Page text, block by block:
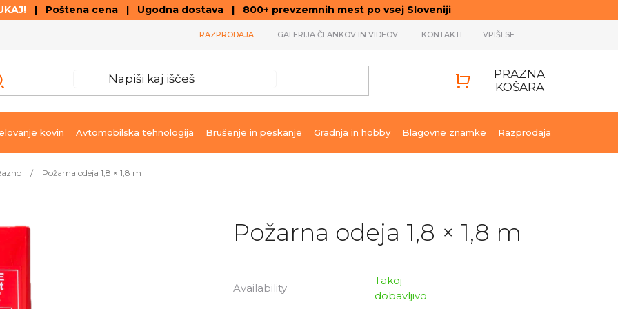
| Poštena cena | Ugodna dostava | 800+ prevzemnih mest po vsej Sloveniji
RAZPRODAJA GALERIJA ČLANKOV IN VIDEOV KONTAKTI VPIŠI SE
CART
PRAZNA
KOŠARA
kovin Avtomobilska tehnologija Brušenje in peskanje Gradnja in hobby Blagovne znamke Razprodaja
/ Požarna odeja 1,8 × 1,8 m
Požarna odeja 1,8 × 1,8 m
Availability
Takoj
dobavljivo